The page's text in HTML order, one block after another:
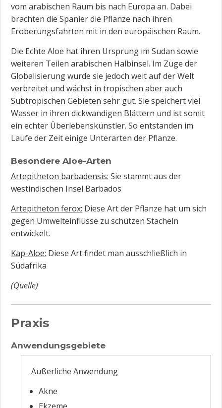
vom arabischen Raum bis nach Europa an. Dabei
brachten die Spanier die Pflanze nach ihren
Eroberungsfahrten mit in den europäischen Raum.
Die Echte Aloe hat ihren Ursprung im Sudan sowie
weiteren Teilen arabischen Halbinsel. Im Zuge der
Globalisierung wurde sie jedoch weit auf der Welt
verbreitet und wächst in tropischen aber auch
Subtropischen Gebieten sehr gut. Sie speichert viel
Wasser in ihren dickwandigen Blättern und ist somit
ein echter Überlebenskünstler. So entstanden im
Laufe der Zeit einige Unterarten der Pflanze.
Besondere Aloe-Arten
Artepitheton barbadensis: Sie stammt aus der
westindischen Insel Barbados
Artepitheton ferox: Diese Art der Pflanze hat um sich
gegen Umwelteinflüsse zu schützen Stacheln
entwickelt.
Kap-Aloe: Diese Art findet man ausschließlich in
Südafrika
(Quelle)
Praxis
Anwendungsgebiete
Äußerliche Anwendung
Akne